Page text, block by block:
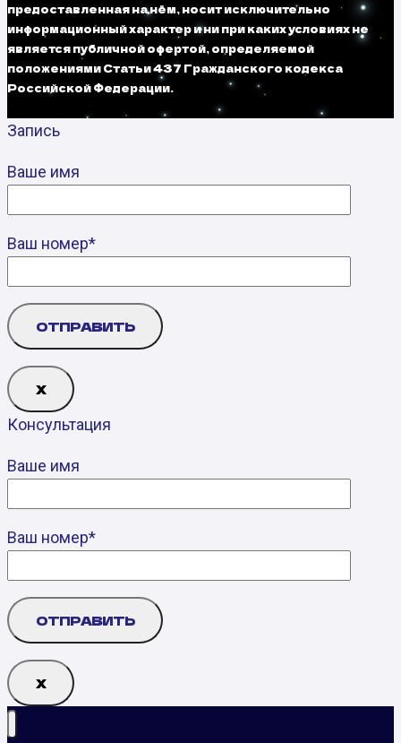
предоставленная на нём, носит исключительно
информационный характер и ни при каких условиях не
является публичной офертой, определяемой
положениями Статьи 437 Гражданского кодекса
Российской Федерации.
Запись
Ваше имя
Ваш номер*
Х
Консультация
Ваше имя
Ваш номер*
Х